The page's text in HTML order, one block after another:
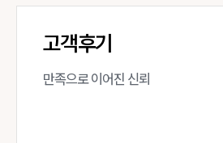
고객후기
만족으로 이어진 신뢰